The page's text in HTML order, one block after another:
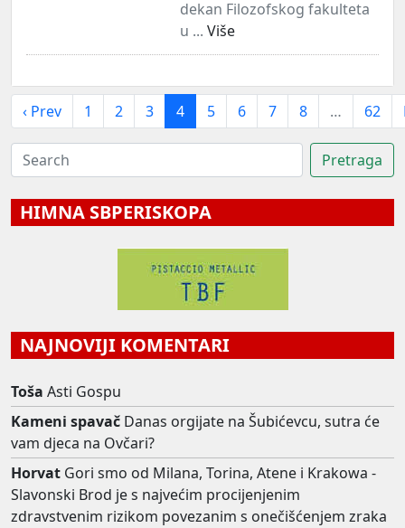
dekan Filozofskog fakulteta
u ... Više
‹ Prev 1 2 3 4 5 6 7 8 … 62
HIMNA SBPERISKOPA
NAJNOVIJI KOMENTARI
Toša Asti Gospu
Kameni spavač Danas orgijate na Šubićevcu, sutra će
vam djeca na Ovčari?
Horvat Gori smo od Milana, Torina, Atene i Krakowa -
Slavonski Brod je s najvećim procijenjenim
zdravstvenim rizikom povezanim s onečišćenjem zraka